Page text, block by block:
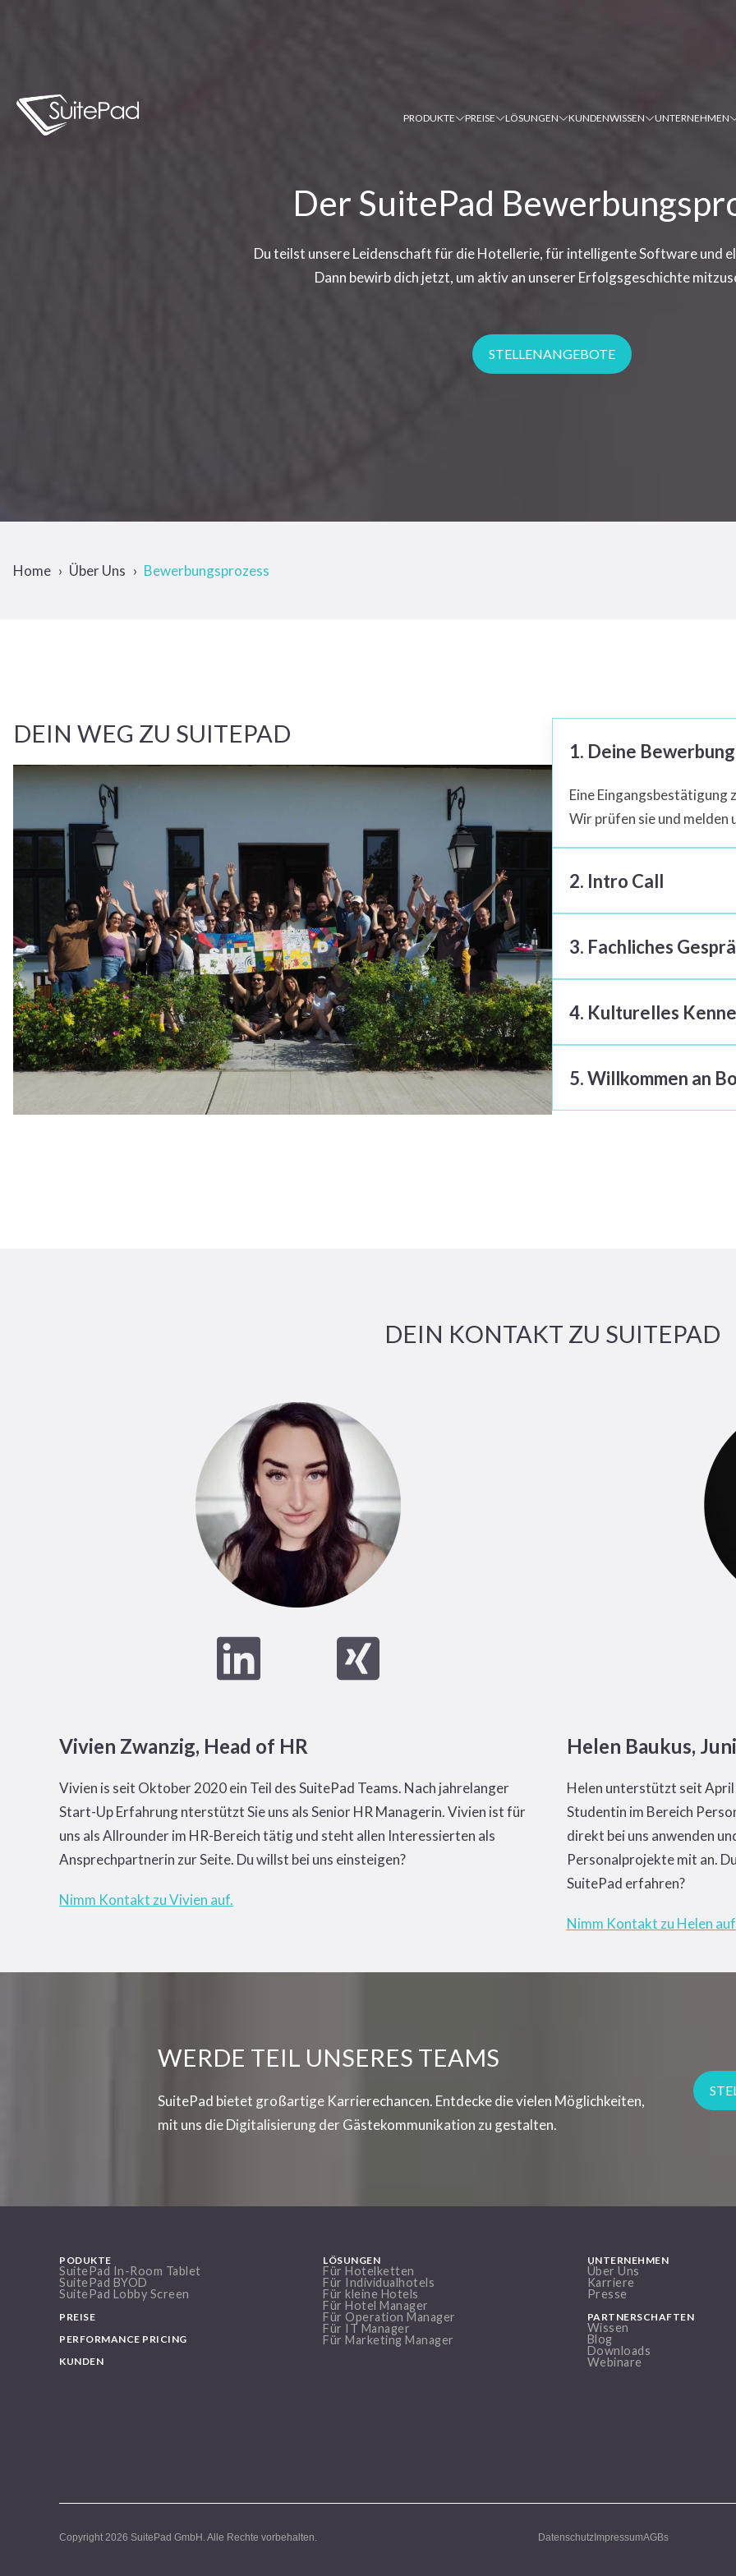
PRODUKTE PREISE LÖSUNGEN KUNDENWISSEN UNTERNEHMEN
Der SuitePad
Du teilst unsere Leidenschaft für die Hotellerie, für intelligente Software und
Dann bewirb dich jetzt, um aktiv an unserer Erfolgsgeschichte
STELLENANGEBOTE
Home Über Uns Bewerbungsprozess
DEIN WEG ZU SUITEPAD
1. Deine Bewerbung
Eine Eingangsbestätigung
Wir prüfen sie und melden
2. Intro Call
minütigen Tele­fonat
3. Fachliches
Manager kennen und wir
4. Kulturelles
Dir unser Berliner Büro
5. Willkommen an
DEIN KONTAKT ZU SUITEPAD
Vivien Zwanzig, Head of HR
Vivien is seit Oktober 2020 ein Teil des SuitePad Teams. Nach jahrelanger
Start-Up Erfahrung nterstützt Sie uns als Senior HR Managerin. Vivien ist für
uns als Allrounder im HR-Bereich tätig und steht allen Interessierten als
Ansprechpartnerin zur Seite. Du willst bei uns einsteigen?
Nimm Kontakt zu Vivien auf.
Helen Baukus,
Helen unterstützt seit April
Studentin im Bereich
direkt bei uns anwenden
Personalprojekte mit an.
SuitePad erfahren?
Nimm Kontakt zu Helen
WERDE TEIL UNSERES TEAMS
SuitePad bietet großartige Karrierechancen. Entdecke die vielen Möglichkeiten,
mit uns die Digitalisierung der Gästekommunikation zu gestalten.
PODUKTE
SuitePad In-Room Tablet
SuitePad BYOD
SuitePad Lobby Screen
PREISE
PERFORMANCE PRICING
KUNDEN
LÖSUNGEN
Für Hotelketten
Für Individualhotels
Für kleine Hotels
Für Hotel Manager
Für Operation Manager
Für IT Manager
Für Marketing Manager
UNTERNEHMEN
Über Uns
Karriere
Presse
PARTNERSCHAFTEN
Wissen
Blog
Downloads
Webinare
Copyright 2026 SuitePad GmbH. Alle Rechte vorbehalten. DatenschutzImpressumAGBs